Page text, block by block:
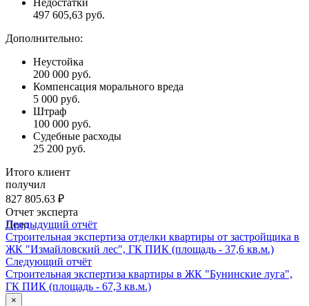
497 605,63 руб.
Дополнительно:
Неустойка
200 000 руб.
Компенсация морального вреда
5 000 руб.
Штраф
100 000 руб.
Судебные расходы
25 200 руб.
Итого клиент
получил
827 805.63 ₽
Отчет эксперта
Дело
Предыдущий отчёт
Строительная экспертиза отделки квартиры от застройщика в
ЖК "Измайловский лес", ГК ПИК (площадь - 37,6 кв.м.)
Следующий отчёт
Строительная экспертиза квартиры в ЖК "Бунинские луга",
ГК ПИК (площадь - 67,3 кв.м.)
×